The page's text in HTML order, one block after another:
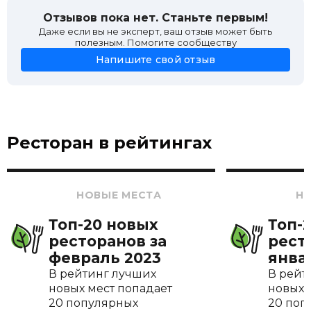
Отзывов пока нет. Станьте первым!
Даже если вы не эксперт, ваш отзыв может быть
полезным. Помогите сообществу
Напишите свой отзыв
Ресторан в рейтингах
НОВЫЕ МЕСТА
Топ-20 новых
ресторанов за
февраль 2023
В рейтинг лучших
новых мест попадает
20 популярных
Топ-
В
новых
20